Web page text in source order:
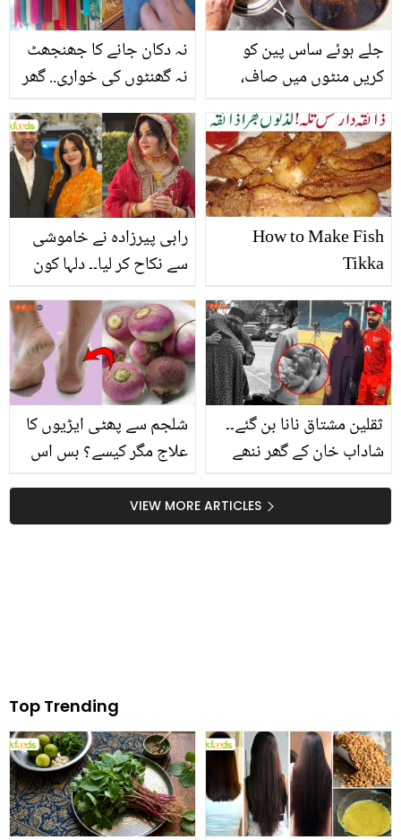
نہ دکان جانے کا جھنجھٹ
نہ گھنٹوں کی خواری.. گھر
صرف 5 منٹ میں دوپٹہ
کیسے پیکو کریں؟
جلے ہوئے ساس پین کو
کریں منٹوں میں صاف،
جو بنائیں آپ کا کام آسان
رابی پیرزادہ نے خاموشی
سے نکاح کر لیا۔۔ دلہا کون
ویڈیوز وائرل! دیکھیں
How to Make Fish
Tikka
شلجم سے پھٹی ایڑیوں کا
علاج مگر کیسے؟ بس اس
اور پھٹی ایڑیوں کو گھر
بیٹھے ملائم بنائیں
ثقلین مشتاق نانا بن گئے۔۔
شاداب خان کے گھر ننھے
VIEW MORE ARTICLES
Top Trending